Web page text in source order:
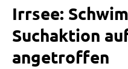
Irrsee:
Suchaktion
angetroffen